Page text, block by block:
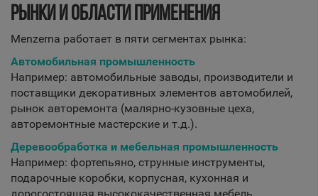
РЫНКИ И ОБЛАСТИ ПРИМЕНЕНИЯ
Menzerna работает в пяти сегментах рынка:
Автомобильная промышленность
Например: автомобильные заводы, производители и
поставщики декоративных элементов автомобилей,
рынок авторемонта (малярно-кузовные цеха,
авторемонтные мастерские и т.д.).
Деревообработка и мебельная промышленность
Например: фортепьяно, струнные инструменты,
подарочные коробки, корпусная, кухонная и